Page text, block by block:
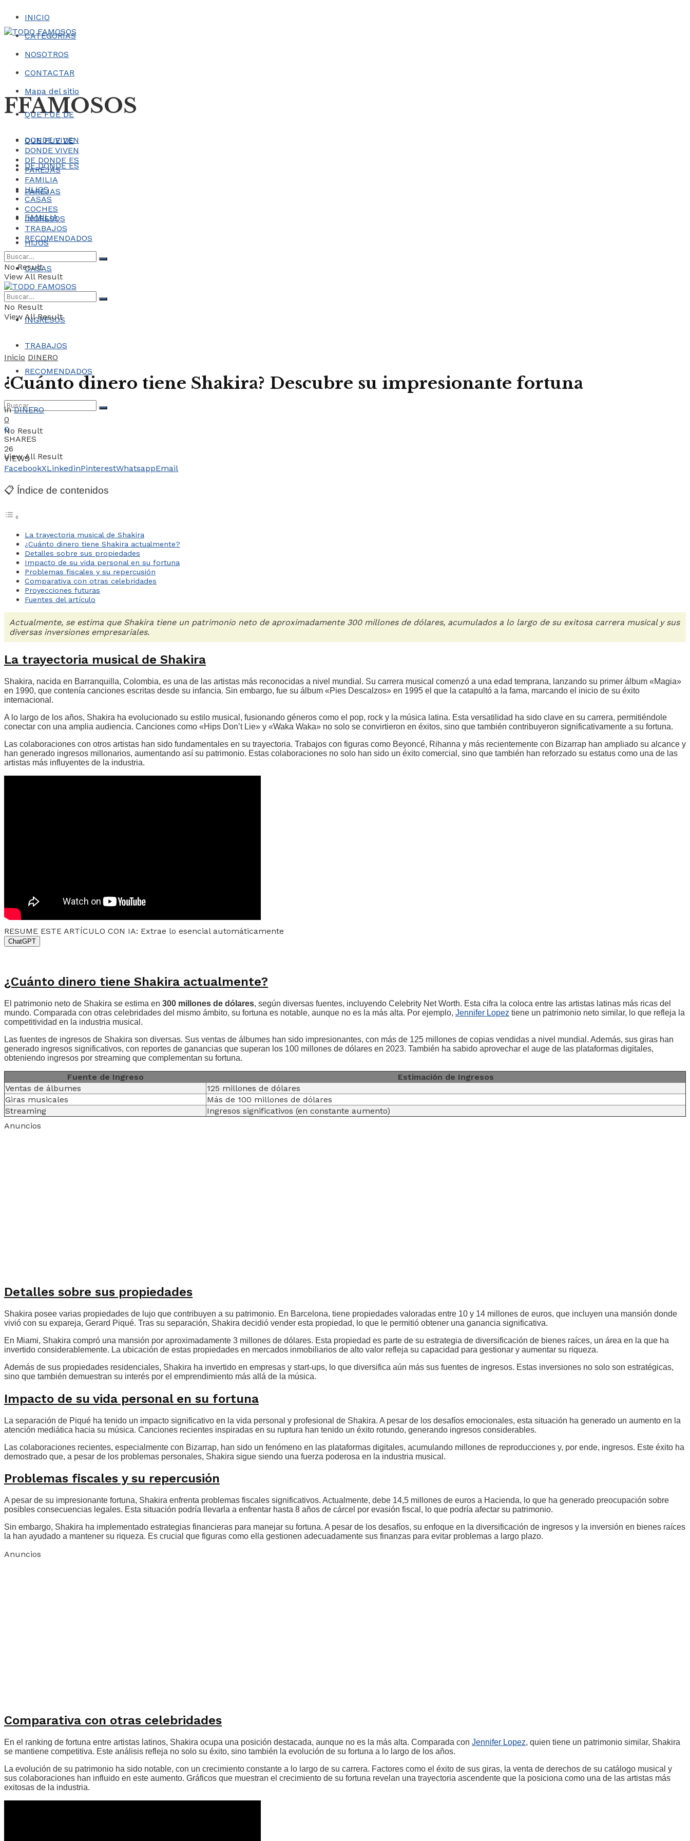
INICIO
CATEGORÍAS
NOSOTROS
CONTACTAR
Mapa del sitio
FFAMOSOS
QUE FUE DE
DONDE VIVEN
DE DONDE ES
PAREJAS
FAMILIA
HIJOS
CASAS
COCHES
INGRESOS
TRABAJOS
RECOMENDADOS
No Result
View All Result
QUE FUE DE
DONDE VIVEN
DE DONDE ES
PAREJAS
FAMILIA
HIJOS
CASAS
COCHES
INGRESOS
TRABAJOS
RECOMENDADOS
No Result
View All Result
No Result
View All Result
Inicio DINERO
¿Cuánto dinero tiene Shakira? Descubre su impresionante fortuna
in DINERO
0
0
SHARES
26
VIEWS
FacebookXLinkedinPinterestWhatsappEmail
📋 Índice de contenidos
La trayectoria musical de Shakira
¿Cuánto dinero tiene Shakira actualmente?
Detalles sobre sus propiedades
Impacto de su vida personal en su fortuna
Problemas fiscales y su repercusión
Comparativa con otras celebridades
Proyecciones futuras
Fuentes del artículo
Actualmente, se estima que Shakira tiene un patrimonio neto de aproximadamente 300 millones de dólares, acumulados a lo largo de su exitosa carrera musical y sus
diversas inversiones empresariales.
La trayectoria musical de Shakira
Shakira, nacida en Barranquilla, Colombia, es una de las artistas más reconocidas a nivel mundial. Su carrera musical comenzó a una edad temprana, lanzando su primer álbum «Magia»
en 1990, que contenía canciones escritas desde su infancia. Sin embargo, fue su álbum «Pies Descalzos» en 1995 el que la catapultó a la fama, marcando el inicio de su éxito
internacional.
A lo largo de los años, Shakira ha evolucionado su estilo musical, fusionando géneros como el pop, rock y la música latina. Esta versatilidad ha sido clave en su carrera, permitiéndole
conectar con una amplia audiencia. Canciones como «Hips Don’t Lie» y «Waka Waka» no solo se convirtieron en éxitos, sino que también contribuyeron significativamente a su fortuna.
Las colaboraciones con otros artistas han sido fundamentales en su trayectoria. Trabajos con figuras como Beyoncé, Rihanna y más recientemente con Bizarrap han ampliado su alcance y
han generado ingresos millonarios, aumentando así su patrimonio. Estas colaboraciones no solo han sido un éxito comercial, sino que también han reforzado su estatus como una de las
artistas más influyentes de la industria.
RESUME ESTE ARTÍCULO CON IA: Extrae lo esencial automáticamente
ChatGPT
¿Cuánto dinero tiene Shakira actualmente?
El patrimonio neto de Shakira se estima en 300 millones de dólares, según diversas fuentes, incluyendo Celebrity Net Worth. Esta cifra la coloca entre las artistas latinas más ricas del
mundo. Comparada con otras celebridades del mismo ámbito, su fortuna es notable, aunque no es la más alta. Por ejemplo, Jennifer Lopez tiene un patrimonio neto similar, lo que refleja la
competitividad en la industria musical.
Las fuentes de ingresos de Shakira son diversas. Sus ventas de álbumes han sido impresionantes, con más de 125 millones de copias vendidas a nivel mundial. Además, sus giras han
generado ingresos significativos, con reportes de ganancias que superan los 100 millones de dólares en 2023. También ha sabido aprovechar el auge de las plataformas digitales,
obteniendo ingresos por streaming que complementan su fortuna.
Fuente de Ingreso
Estimación de Ingresos
Ventas de álbumes
125 millones de dólares
Giras musicales
Más de 100 millones de dólares
Streaming
Ingresos significativos (en constante aumento)
Anuncios
Detalles sobre sus propiedades
Shakira posee varias propiedades de lujo que contribuyen a su patrimonio. En Barcelona, tiene propiedades valoradas entre 10 y 14 millones de euros, que incluyen una mansión donde
vivió con su expareja, Gerard Piqué. Tras su separación, Shakira decidió vender esta propiedad, lo que le permitió obtener una ganancia significativa.
En Miami, Shakira compró una mansión por aproximadamente 3 millones de dólares. Esta propiedad es parte de su estrategia de diversificación de bienes raíces, un área en la que ha
invertido considerablemente. La ubicación de estas propiedades en mercados inmobiliarios de alto valor refleja su capacidad para gestionar y aumentar su riqueza.
Además de sus propiedades residenciales, Shakira ha invertido en empresas y start-ups, lo que diversifica aún más sus fuentes de ingresos. Estas inversiones no solo son estratégicas,
sino que también demuestran su interés por el emprendimiento más allá de la música.
Impacto de su vida personal en su fortuna
La separación de Piqué ha tenido un impacto significativo en la vida personal y profesional de Shakira. A pesar de los desafíos emocionales, esta situación ha generado un aumento en la
atención mediática hacia su música. Canciones recientes inspiradas en su ruptura han tenido un éxito rotundo, generando ingresos considerables.
Las colaboraciones recientes, especialmente con Bizarrap, han sido un fenómeno en las plataformas digitales, acumulando millones de reproducciones y, por ende, ingresos. Este éxito ha
demostrado que, a pesar de los problemas personales, Shakira sigue siendo una fuerza poderosa en la industria musical.
Problemas fiscales y su repercusión
A pesar de su impresionante fortuna, Shakira enfrenta problemas fiscales significativos. Actualmente, debe 14,5 millones de euros a Hacienda, lo que ha generado preocupación sobre
posibles consecuencias legales. Esta situación podría llevarla a enfrentar hasta 8 años de cárcel por evasión fiscal, lo que podría afectar su patrimonio.
Sin embargo, Shakira ha implementado estrategias financieras para manejar su fortuna. A pesar de los desafíos, su enfoque en la diversificación de ingresos y la inversión en bienes raíces
la han ayudado a mantener su riqueza. Es crucial que figuras como ella gestionen adecuadamente sus finanzas para evitar problemas a largo plazo.
Anuncios
Comparativa con otras celebridades
En el ranking de fortuna entre artistas latinos, Shakira ocupa una posición destacada, aunque no es la más alta. Comparada con Jennifer Lopez, quien tiene un patrimonio similar, Shakira
se mantiene competitiva. Este análisis refleja no solo su éxito, sino también la evolución de su fortuna a lo largo de los años.
La evolución de su patrimonio ha sido notable, con un crecimiento constante a lo largo de su carrera. Factores como el éxito de sus giras, la venta de derechos de su catálogo musical y
sus colaboraciones han influido en este aumento. Gráficos que muestran el crecimiento de su fortuna revelan una trayectoria ascendente que la posiciona como una de las artistas más
exitosas de la industria.